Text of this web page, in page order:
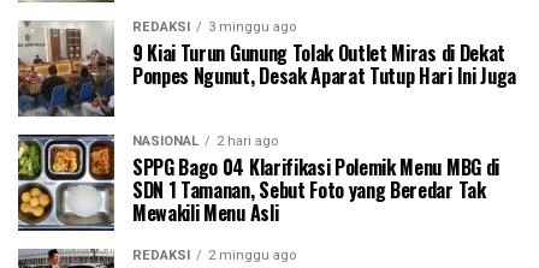
REDAKSI 3 minggu ago
9 Kiai Turun Gunung Tolak Outlet Miras di Dekat
Ponpes Ngunut, Desak Aparat Tutup Hari Ini Juga
NASIONAL 2 hari ago
SPPG Bago 04 Klarifikasi Polemik Menu MBG di
SDN 1 Tamanan, Sebut Foto yang Beredar Tak
Mewakili Menu Asli
REDAKSI 2 minggu ago